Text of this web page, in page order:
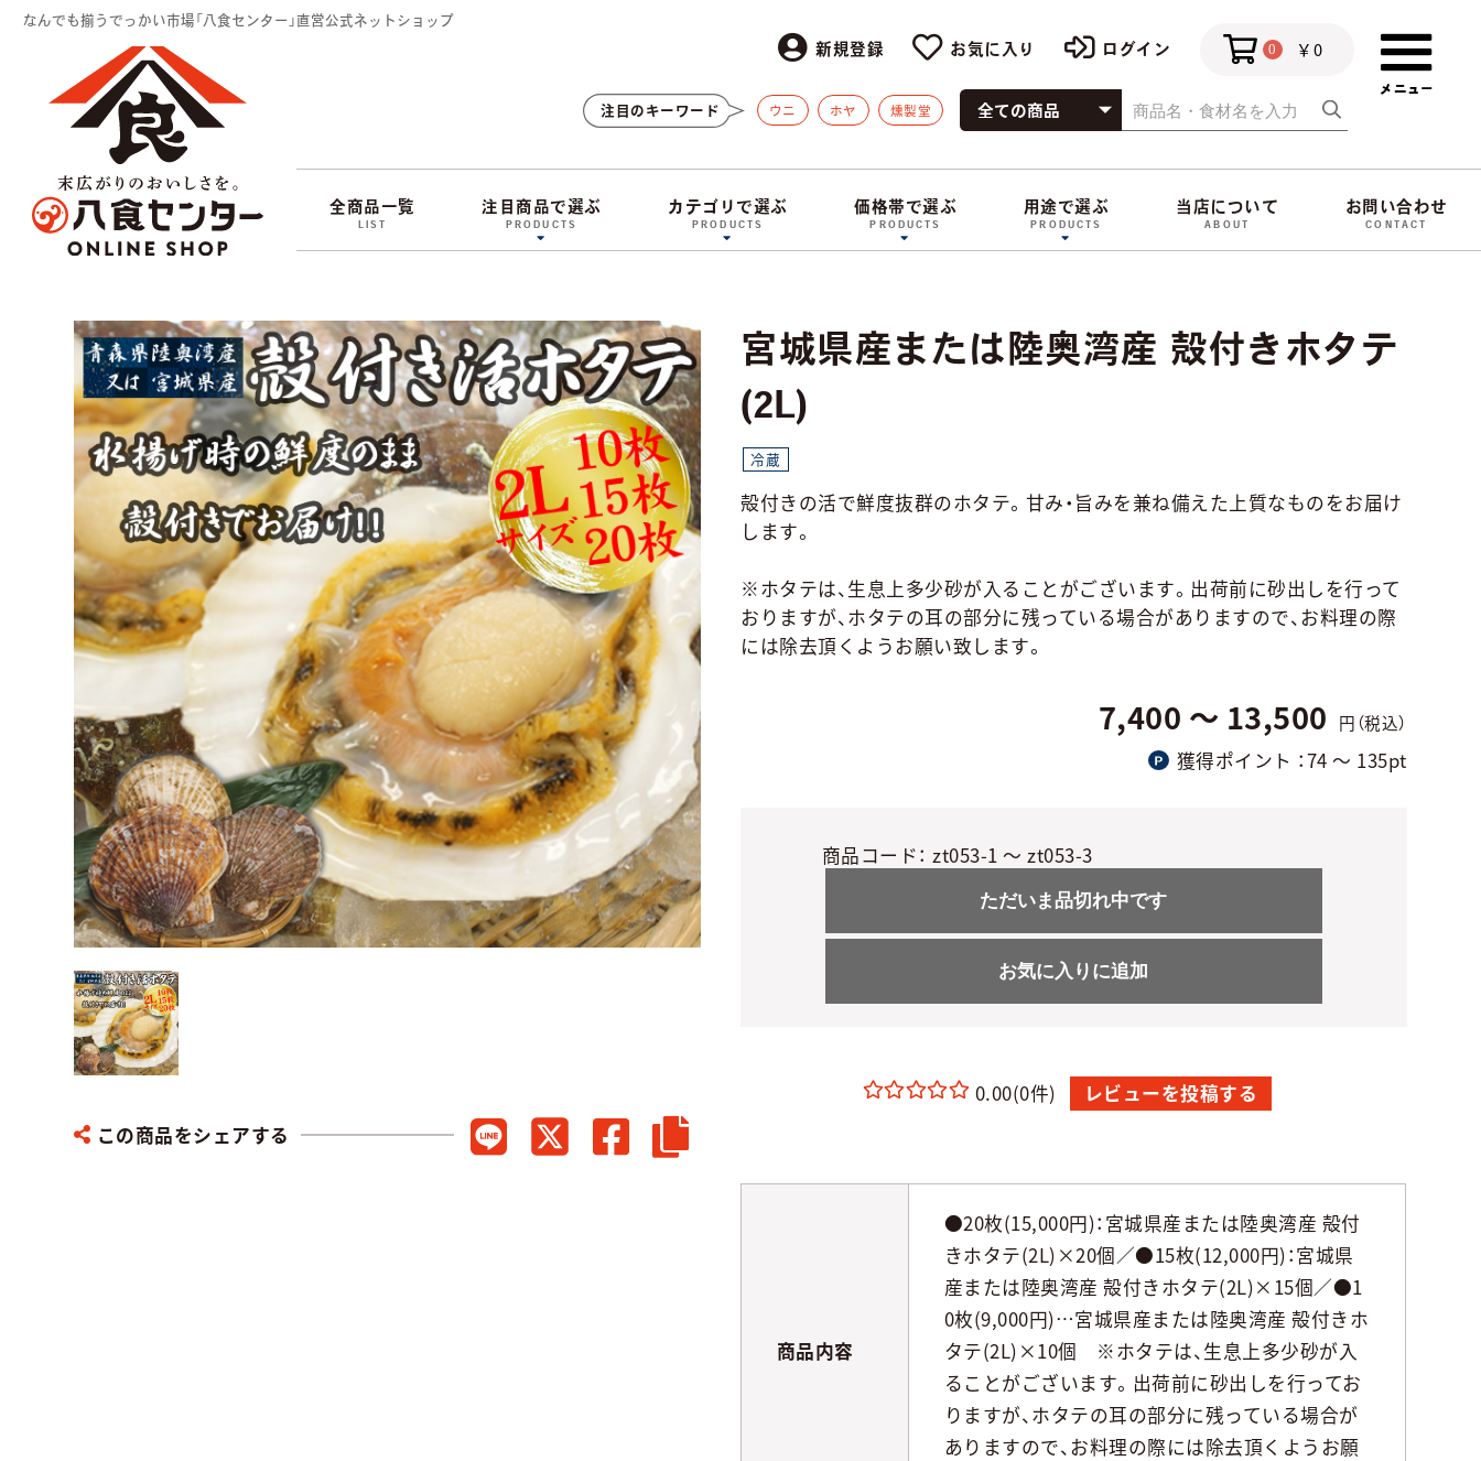
なんでも揃うでっかい市場「八食センター」直営公式ネットショップ
新規登録 お気に入り ログイン 0 ￥0
注目のキーワード ウニ ホヤ 燻製堂
全商品一覧
LIST
注目商品で選ぶ
PRODUCTS
カテゴリで選ぶ
PRODUCTS
価格帯で選ぶ
PRODUCTS
用途で選ぶ
PRODUCTS
当店について
ABOUT
お問い合わせ
CONTACT
この商品をシェアする
宮城県産または陸奥湾産 殻付きホタテ
(2L)
0.00(0件) レビューを投稿する
冷蔵
7,400 ～ 13,500 円（税込）
獲得ポイント ：74 〜 135pt
商品コード： zt053-1 ～ zt053-3
ただいま品切れ中です
お気に入りに追加
殻付きの活で鮮度抜群のホタテ。甘み・旨みを兼ね備えた上質なものをお届け
します。
※ホタテは、生息上多少砂が入ることがございます。出荷前に砂出しを行って
おりますが、ホタテの耳の部分に残っている場合がありますので、お料理の際
には除去頂くようお願い致します。
商品内容
●20枚(15,000円)：宮城県産または陸奥湾産 殻付
きホタテ(2L)×20個／●15枚(12,000円)：宮城県
産または陸奥湾産 殻付きホタテ(2L)×15個／●1
0枚(9,000円)…宮城県産または陸奥湾産 殻付きホ
タテ(2L)×10個 ※ホタテは、生息上多少砂が入
ることがございます。出荷前に砂出しを行ってお
りますが、ホタテの耳の部分に残っている場合が
ありますので、お料理の際には除去頂くようお願